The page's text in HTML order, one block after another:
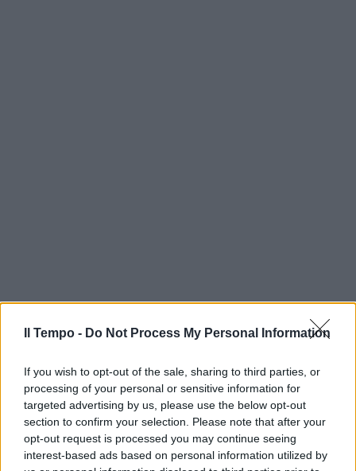
Il Tempo - Do Not Process My Personal Information
If you wish to opt-out of the sale, sharing to third parties, or
processing of your personal or sensitive information for
targeted advertising by us, please use the below opt-out
section to confirm your selection. Please note that after your
opt-out request is processed you may continue seeing
interest-based ads based on personal information utilized by